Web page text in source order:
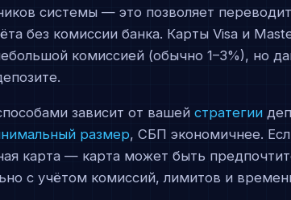
системы — это позволяет
без комиссии банка. Карты Visa и
комиссией (обычно 1–3%), но
зависит от вашейстратегии
размер, СБП экономичнее.
карта — карта может быть
с учётом комиссий, лимитов и